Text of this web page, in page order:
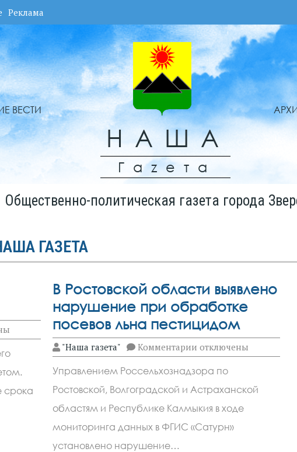
Реклама
ВЕСТИ
НАША
Гаzета
Общественно-политическая газета города
ГАЗЕТА
срока
В Ростовской области выявлено
нарушение при обработке
посевов льна пестицидом
"Наша газета" Комментарии к
записи
Ростовской
области
выявлено
нарушение
при
обработке
посевов
отключены
Управлением Россельхознадзора по
Ростовской, Волгоградской и Астраханской
областям и Республике Калмыкия в ходе
мониторинга данных в ФГИС «Сатурн»
установлено нарушение…